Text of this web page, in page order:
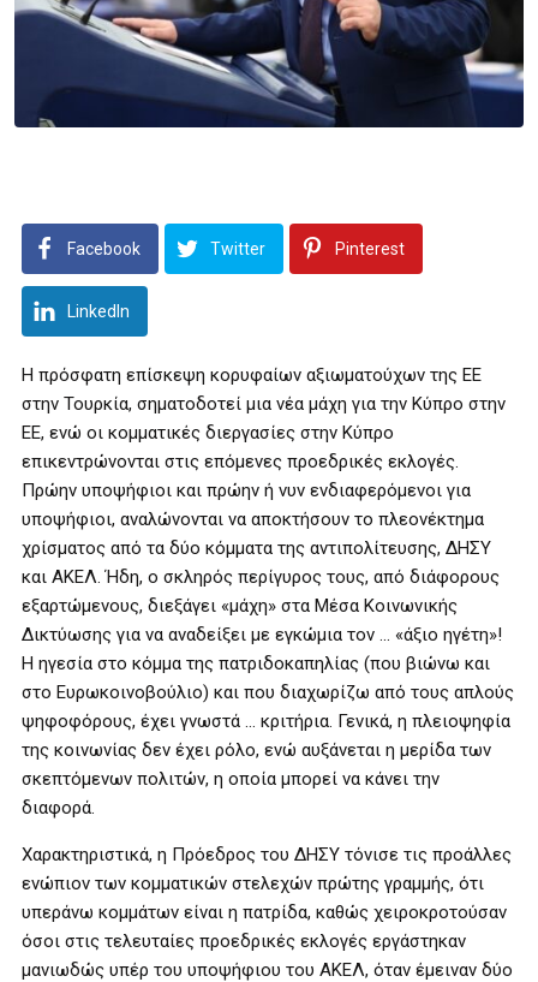
Facebook Twitter Pinterest
LinkedIn
Η πρόσφατη επίσκεψη κορυφαίων αξιωματούχων της ΕΕ
στην Τουρκία, σηματοδοτεί μια νέα μάχη για την Κύπρο στην
ΕΕ, ενώ οι κομματικές διεργασίες στην Κύπρο
επικεντρώνονται στις επόμενες προεδρικές εκλογές.
Πρώην υποψήφιοι και πρώην ή νυν ενδιαφερόμενοι για
υποψήφιοι, αναλώνονται να αποκτήσουν το πλεονέκτημα
χρίσματος από τα δύο κόμματα της αντιπολίτευσης, ΔΗΣΥ
και ΑΚΕΛ. Ήδη, ο σκληρός περίγυρος τους, από διάφορους
εξαρτώμενους, διεξάγει «μάχη» στα Μέσα Κοινωνικής
Δικτύωσης για να αναδείξει με εγκώμια τον … «άξιο ηγέτη»!
Η ηγεσία στο κόμμα της πατριδοκαπηλίας (που βιώνω και
στο Ευρωκοινοβούλιο) και που διαχωρίζω από τους απλούς
ψηφοφόρους, έχει γνωστά … κριτήρια. Γενικά, η πλειοψηφία
της κοινωνίας δεν έχει ρόλο, ενώ αυξάνεται η μερίδα των
σκεπτόμενων πολιτών, η οποία μπορεί να κάνει την
διαφορά.
Χαρακτηριστικά, η Πρόεδρος του ΔΗΣΥ τόνισε τις προάλλες
ενώπιον των κομματικών στελεχών πρώτης γραμμής, ότι
υπεράνω κομμάτων είναι η πατρίδα, καθώς χειροκροτούσαν
όσοι στις τελευταίες προεδρικές εκλογές εργάστηκαν
μανιωδώς υπέρ του υποψήφιου του ΑΚΕΛ, όταν έμειναν δύο